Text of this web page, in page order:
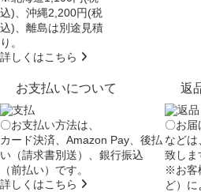
込)、沖縄2,200円(税
込)、離島は別途見積
り。
詳しくはこちら
お支払いについて
〇お支払い方法は、
カード決済、Amazon Pay、後払
い（請求書別送）、銀行振込
（前払い）です。
詳しくはこちら
返
〇お届
などは
致しま
※お客
ど）